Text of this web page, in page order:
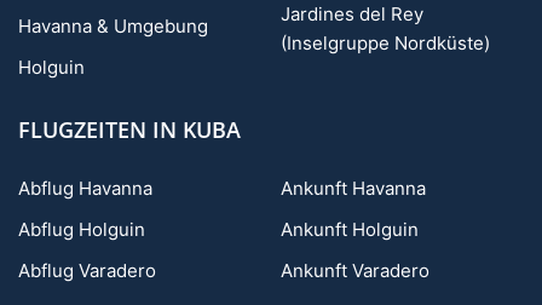
Havanna & Umgebung
Holguin
Jardines del Rey
(Inselgruppe Nordküste)
FLUGZEITEN IN KUBA
Abflug Havanna
Abflug Holguin
Abflug Varadero
Ankunft Havanna
Ankunft Holguin
Ankunft Varadero